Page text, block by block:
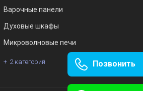
Варочные панели
Духовые шкафы
Микроволновые печи
2 категорий Позвонить